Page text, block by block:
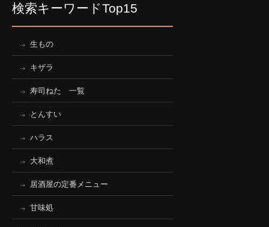
検索キーワードTop15
生もの
キザラ
寿司ねた 一覧
とんすい
ハラス
大和煮
居酒屋の定番メニュー
甘味処